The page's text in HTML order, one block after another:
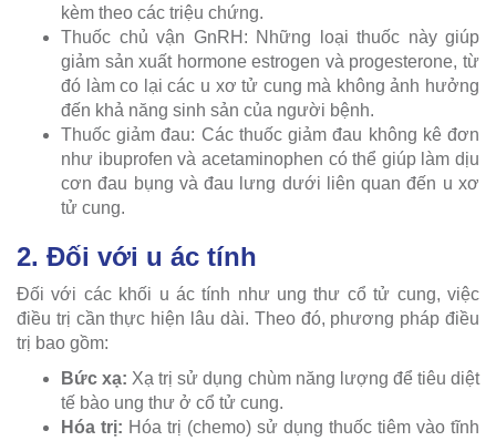
kèm theo các triệu chứng.
Thuốc chủ vận GnRH: Những loại thuốc này giúp
giảm sản xuất hormone estrogen và progesterone, từ
đó làm co lại các u xơ tử cung mà không ảnh hưởng
đến khả năng sinh sản của người bệnh.
Thuốc giảm đau: Các thuốc giảm đau không kê đơn
như ibuprofen và acetaminophen có thể giúp làm dịu
cơn đau bụng và đau lưng dưới liên quan đến u xơ
tử cung.
2. Đối với u ác tính
Đối với các khối u ác tính như ung thư cổ tử cung, việc
điều trị cần thực hiện lâu dài. Theo đó, phương pháp điều
trị bao gồm:
Bức xạ: Xạ trị sử dụng chùm năng lượng để tiêu diệt
tế bào ung thư ở cổ tử cung.
Hóa trị: Hóa trị (chemo) sử dụng thuốc tiêm vào tĩnh